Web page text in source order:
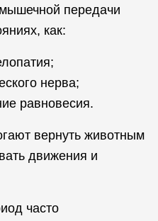
передачи
как:
нерва;
равновесия.
вернуть животным
движения и
часто